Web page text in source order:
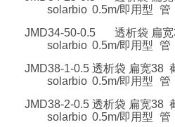
solarbio 0.5m/即用型 管
JMD34-50-0.5
透析袋 扁
solarbio 0.5m/即用型 管
JMD38-1-0.5 透析袋 扁宽38
solarbio 0.5m/即用型 管
JMD38-2-0.5 透析袋 扁宽38
solarbio 0.5m/即用型 管